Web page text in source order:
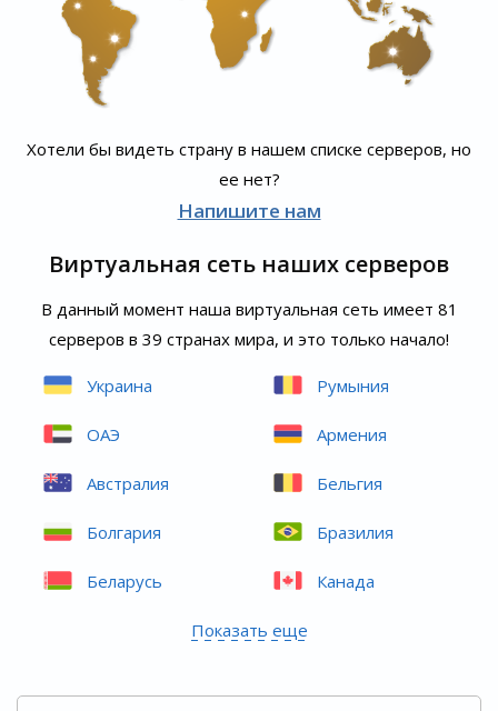
Хотели бы видеть страну в нашем списке серверов, но
ее нет?
Напишите нам
Виртуальная сеть наших серверов
В данный момент наша виртуальная сеть имеет 81
серверов в 39 странах мира, и это только начало!
Украина Румыния
ОАЭ Армения
Австралия Бельгия
Болгария Бразилия
Беларусь Канада
Показать еще